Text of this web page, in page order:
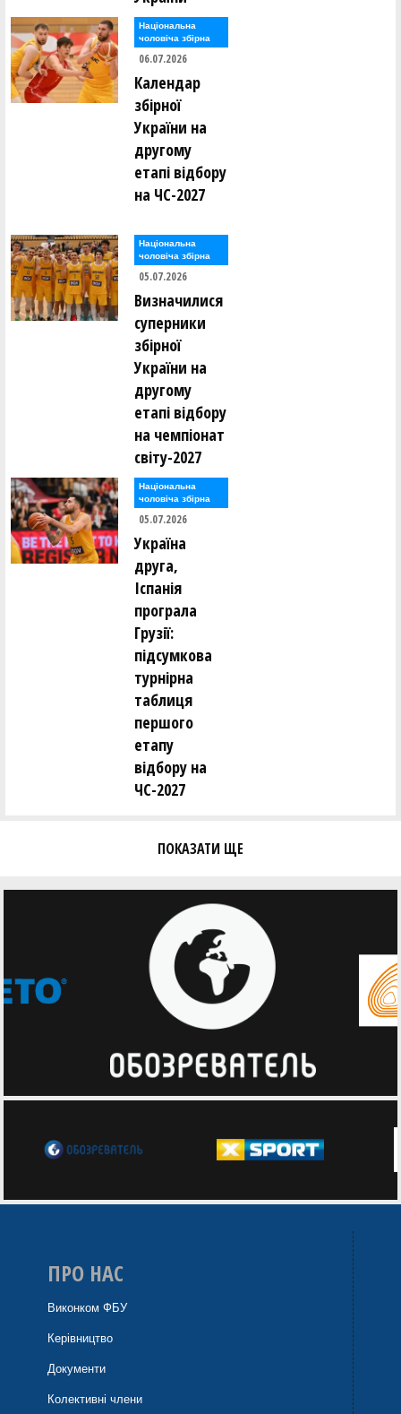
Національна
чоловіча збірна
06.07.2026
Календар
збірної
України на
другому
етапі відбору
на ЧС-2027
Національна
чоловіча збірна
05.07.2026
Визначилися
суперники
збірної
України на
другому
етапі відбору
на чемпіонат
світу-2027
Національна
чоловіча збірна
05.07.2026
Україна
друга,
Іспанія
програла
Грузії:
підсумкова
турнірна
таблиця
першого
етапу
відбору на
ЧС-2027
ПОКАЗАТИ ЩЕ
ПРО НАС
Виконком ФБУ
Керівництво
Документи
Колективні члени